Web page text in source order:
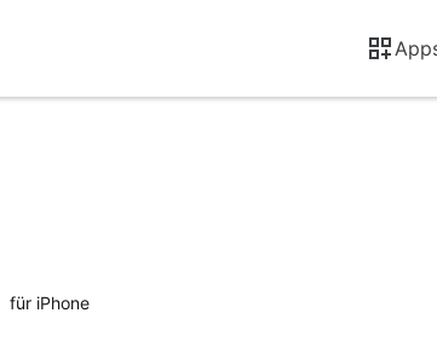
für iPhone